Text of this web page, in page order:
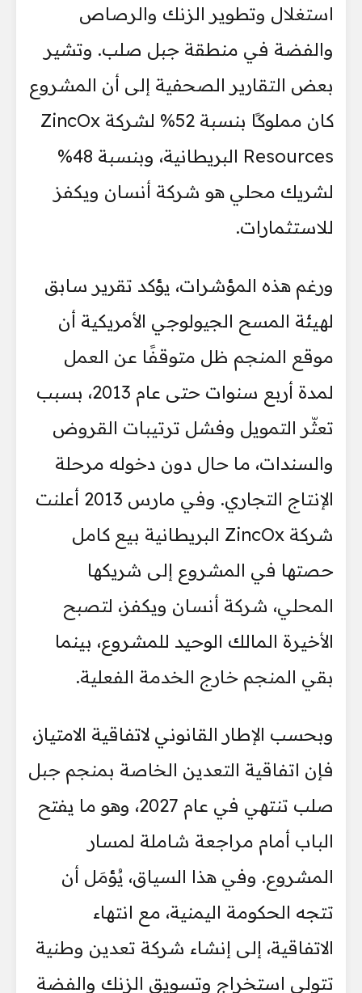
استغلال وتطوير الزنك والرصاص
والفضة في منطقة جبل صلب. وتشير
بعض التقارير الصحفية إلى أن المشروع
كان مملوكًا بنسبة 52% لشركة ZincOx
Resources البريطانية، وبنسبة 48%
لشريك محلي هو شركة أنسان ويكفز
للاستثمارات.
ورغم هذه المؤشرات، يؤكد تقرير سابق
لهيئة المسح الجيولوجي الأمريكية أن
موقع المنجم ظل متوقفًا عن العمل
لمدة أربع سنوات حتى عام 2013، بسبب
تعثّر التمويل وفشل ترتيبات القروض
والسندات، ما حال دون دخوله مرحلة
الإنتاج التجاري. وفي مارس 2013 أعلنت
شركة ZincOx البريطانية بيع كامل
حصتها في المشروع إلى شريكها
المحلي، شركة أنسان ويكفز، لتصبح
الأخيرة المالك الوحيد للمشروع، بينما
بقي المنجم خارج الخدمة الفعلية.
وبحسب الإطار القانوني لاتفاقية الامتياز،
فإن اتفاقية التعدين الخاصة بمنجم جبل
صلب تنتهي في عام 2027، وهو ما يفتح
الباب أمام مراجعة شاملة لمسار
المشروع. وفي هذا السياق، يُؤمَل أن
تتجه الحكومة اليمنية، مع انتهاء
الاتفاقية، إلى إنشاء شركة تعدين وطنية
تتولى استخراج وتسويق الزنك والفضة